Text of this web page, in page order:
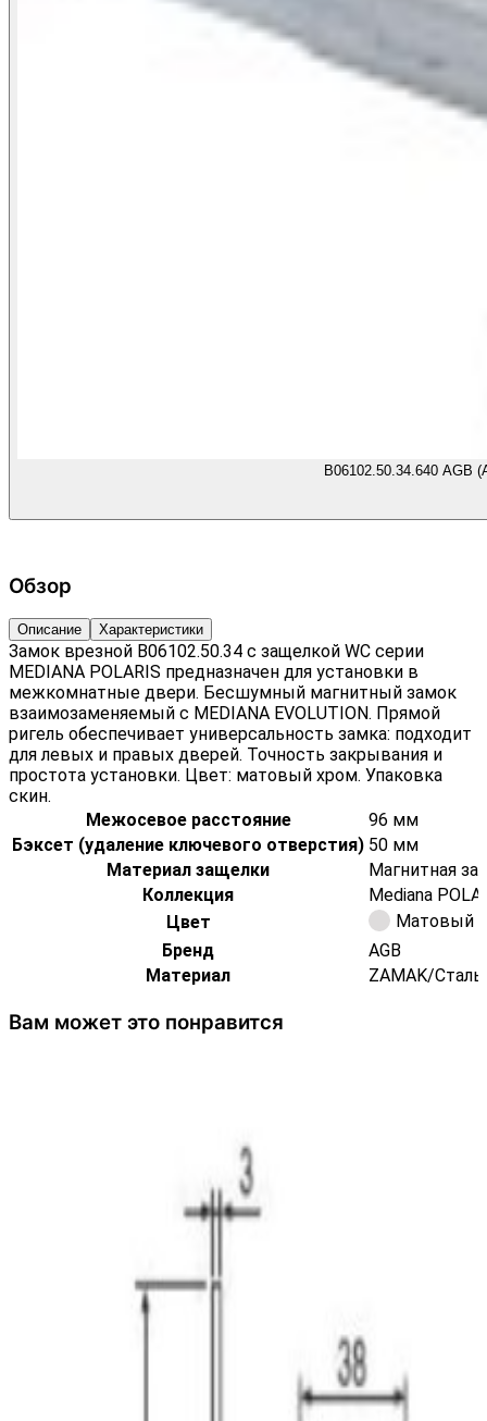
B06102.50.34.640 AGB
Обзор
Описание Характеристики
Замок врезной B06102.50.34 с защелкой WC серии
MEDIANA POLARIS предназначен для установки в
межкомнатные двери. Бесшумный магнитный замок
взаимозаменяемый с MEDIANA EVOLUTION. Прямой
ригель обеспечивает универсальность замка: подходит
для левых и правых дверей. Точность закрывания и
простота установки. Цвет: матовый хром. Упаковка
скин.
Межосевое расстояние
96 мм
Бэксет (удаление ключевого отверстия) 50 мм
Материал защелки
Магнитная
Коллекция
Mediana
Цвет
Матовый
Бренд
AGB
Материал
ZAMAK/Сталь
Вам может это понравится